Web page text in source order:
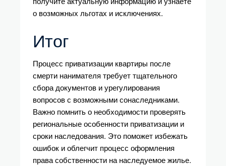
о возможных льготах и исключениях.
Итог
Процесс приватизации квартиры после
смерти нанимателя требует тщательного
сбора документов и урегулирования
вопросов с возможными сонаследниками.
Важно помнить о необходимости проверять
региональные особенности приватизации и
сроки наследования. Это поможет избежать
ошибок и облегчит процесс оформления
права собственности на наследуемое жилье.